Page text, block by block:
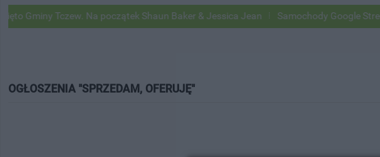
Gminy Tczew. Na początek Shaun Baker & Jessica Jean Samochody Google Street
OGŁOSZENIA "SPRZEDAM, OFERUJĘ"